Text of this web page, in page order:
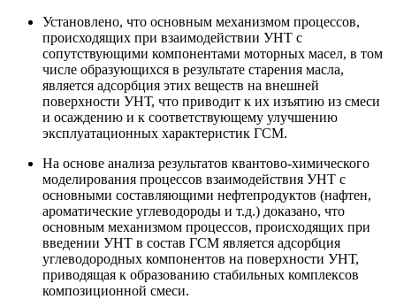
Установлено, что основным механизмом процессов,
происходящих при взаимодействии УНТ с
сопутствующими компонентами моторных масел, в том
числе образующихся в результате старения масла,
является адсорбция этих веществ на внешней
поверхности УНТ, что приводит к их изъятию из смеси
и осаждению и к соответствующему улучшению
эксплуатационных характеристик ГСМ.
На основе анализа результатов квантово-химического
моделирования процессов взаимодействия УНТ с
основными составляющими нефтепродуктов (нафтен,
ароматические углеводороды и т.д.) доказано, что
основным механизмом процессов, происходящих при
введении УНТ в состав ГСМ является адсорбция
углеводородных компонентов на поверхности УНТ,
приводящая к образованию стабильных комплексов
композиционной смеси.